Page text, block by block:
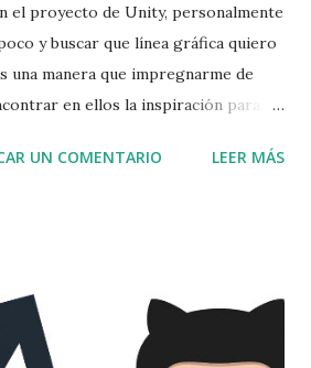
el proyecto de Unity, personalmente
y buscar que línea gráfica quiero
una manera que impregnarme de
en ellos la inspiración para
algún que otro vídeo histórico y
bancos gráficos que hay por
no me gusta utilizar bancos de
ya que sino al final todos los que
UN COMENTARIO LEER MÁS